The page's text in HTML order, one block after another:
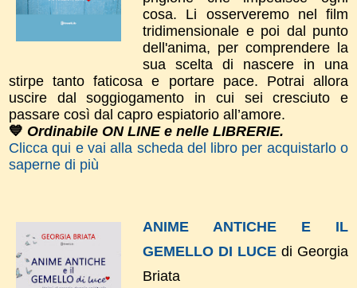
cosa. Li osserveremo nel film
tridimensionale e poi dal punto
dell'anima, per comprendere la
sua scelta di nascere in una
stirpe tanto faticosa e portare pace. Potrai allora
uscire dal soggiogamento in cui sei cresciuto e
passare così dal capro espiatorio all’amore.
💙 Ordinabile ON LINE e nelle LIBRERIE.
Clicca qui e vai alla scheda del libro per acquistarlo o
saperne di più
ANIME ANTICHE E IL
GEMELLO DI LUCE di Georgia
Briata